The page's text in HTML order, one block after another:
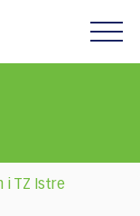
i TZ Istre